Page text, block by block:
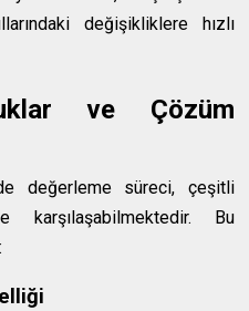
değişikliklere hızlı
ve Çözüm
değerleme süreci, çeşitli
karşılaşabilmektedir. Bu